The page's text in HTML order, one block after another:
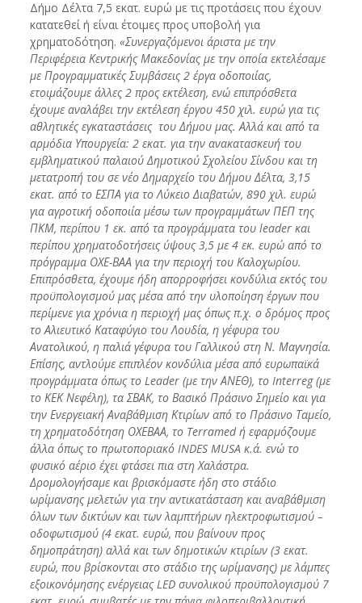
Δήμο Δέλτα 7,5 εκατ. ευρώ με τις προτάσεις που έχουν
κατατεθεί ή είναι έτοιμες προς υποβολή για
χρηματοδότηση. «Συνεργαζόμενοι άριστα με την
Περιφέρεια Κεντρικής Μακεδονίας με την οποία εκτελέσαμε
με Προγραμματικές Συμβάσεις 2 έργα οδοποιίας,
ετοιμάζουμε άλλες 2 προς εκτέλεση, ενώ επιπρόσθετα
έχουμε αναλάβει την εκτέλεση έργου 450 χιλ. ευρώ για τις
αθλητικές εγκαταστάσεις του Δήμου μας. Αλλά και από τα
αρμόδια Υπουργεία: 2 εκατ. για την ανακατασκευή του
εμβληματικού παλαιού Δημοτικού Σχολείου Σίνδου και τη
μετατροπή του σε νέο Δημαρχείο του Δήμου Δέλτα, 3,15
εκατ. από το ΕΣΠΑ για το Λύκειο Διαβατών, 890 χιλ. ευρώ
για αγροτική οδοποιία μέσω των προγραμμάτων ΠΕΠ της
ΠΚΜ, περίπου 1 εκ. από τα προγράμματα του leader και
περίπου χρηματοδοτήσεις ύψους 3,5 με 4 εκ. ευρώ από το
πρόγραμμα ΟΧΕ-ΒΑΑ για την περιοχή του Καλοχωρίου.
Επιπρόσθετα, έχουμε ήδη απορροφήσει κονδύλια εκτός του
προϋπολογισμού μας μέσα από την υλοποίηση έργων που
περίμενε για χρόνια η περιοχή μας όπως π.χ. ο δρόμος προς
το Αλιευτικό Καταφύγιο του Λουδία, η γέφυρα του
Ανατολικού, η παλιά γέφυρα του Γαλλικού στη Ν. Μαγνησία.
Επίσης, αντλούμε επιπλέον κονδύλια μέσα από ευρωπαϊκά
προγράμματα όπως το Leader (με την ΑΝΕΘ), το Interreg (με
το ΚΕΚ Νεφέλη), τα ΣΒΑΚ, το Βασικό Πράσινο Σημείο και για
την Ενεργειακή Αναβάθμιση Κτιρίων από το Πράσινο Ταμείο,
τη χρηματοδότηση ΟΧΕΒΑΑ, το Terramed ή εφαρμόζουμε
άλλα όπως το πρωτοποριακό INDES MUSA κ.ά. ενώ το
φυσικό αέριο έχει φτάσει πια στη Χαλάστρα.
Δρομολογήσαμε και βρισκόμαστε ήδη στο στάδιο
ωρίμανσης μελετών για την αντικατάσταση και αναβάθμιση
όλων των δικτύων και των λαμπτήρων ηλεκτροφωτισμού –
οδοφωτισμού (4 εκατ. ευρώ, που βαίνουν προς
δημοπράτηση) αλλά και των δημοτικών κτιρίων (3 εκατ.
ευρώ, που βρίσκονται στο στάδιο της ωρίμανσης) με λάμπες
εξοικονόμησης ενέργειας LED συνολικού προϋπολογισμού 7